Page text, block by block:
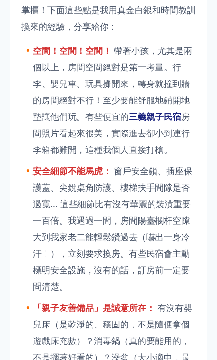
掌櫃！下面這些點是我用真金白銀和時間教訓
換來的經驗，分享給你：
空間！空間！空間！ 帶著小孩，尤其是兩
個以上，房間空間絕對是第一考量。行
李、嬰兒車、玩具攤開來，轉身就撞到牆
的房間絕對不行！至少要能舒服地鋪開地
墊讓他們玩。有些便宜的三義親子民宿房
間照片看起來很美，實際進去卻小到連行
李箱都難開，這種我個人直接打槍。
安全細節不能馬虎： 窗戶安全鎖、插座保
護蓋、尖銳桌角防護、樓梯扶手間隙是否
過寬... 這些細節比有沒有華麗的裝潢重要
一百倍。我遇過一間，房間陽臺欄杆空隙
大到我家老二能輕鬆鑽過去（嚇出一身冷
汗！），立刻要求換房。有些民宿會主動
標明安全設施，沒有的話，訂房前一定要
問清楚。
「親子友善備品」是誠意所在： 有沒有嬰
兒床（是乾淨的、穩固的，不是隨便拿個
遊戲床充數）？消毒鍋（真的要能用的，
不是擺著好看的）？澡盆（大小適中，最